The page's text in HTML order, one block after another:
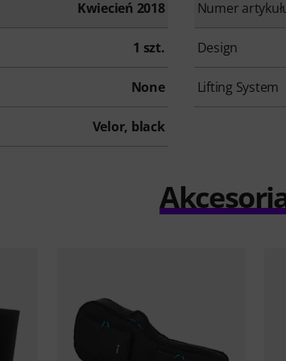
Kwiecień 2018 Numer
1 szt. Design
None Lifting System
Velor, black